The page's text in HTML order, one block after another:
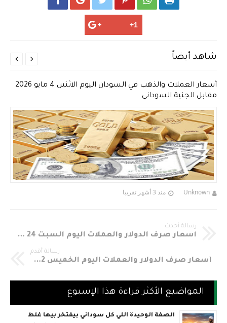
شاهد أيضاً
أسعار العملات والذهب في السودان اليوم الاثنين 4 مايو 2026
مقابل الجنية السوداني
Unknown منذ 3 أشهر تقريبا


رسالة أحدث
أسعار صرف الدولار والعملات اليوم السبت 24 مارس 2018 في السوق الموازي مقابل الجنيه السوداني Sudania 23 Currency Exchange Rates In Sudan
رسالة أقدم
أسعار صرف الدولار والعملات اليوم الخميس 22 مارس 2018 في السوق الموازي مقابل الجنيه السوداني Sudania 23 Currency Exchange Rates In Sudan
المواضيع الأكثر قراءة هذا الإسبوع
الصفة الوحيدة اللي كل سوداني بيفتخر بيها غلط